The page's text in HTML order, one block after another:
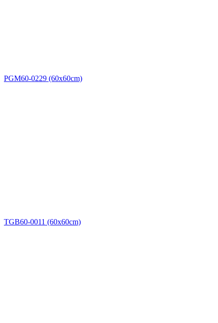
PGM60-0229 (60x60cm)
TGB60-0011 (60x60cm)